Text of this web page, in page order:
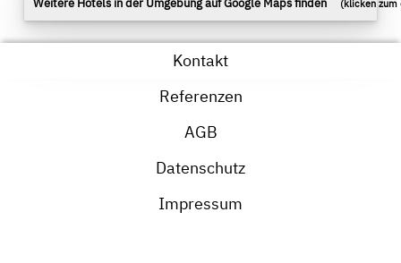
Weitere Hotels in der Umgebung auf Google Maps finden (klicken zum
Kontakt
Referenzen
AGB
Datenschutz
Impressum